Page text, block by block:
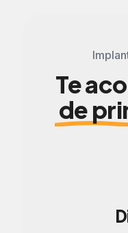
Te
de